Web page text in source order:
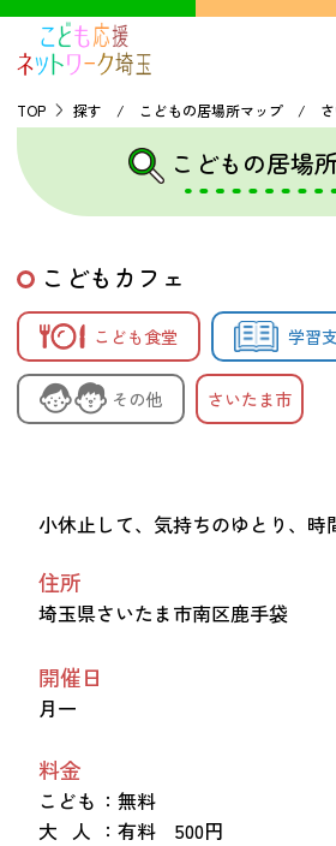
TOP
探す
こどもの居場所マップ
フードパントリーマップ
会員募集
会員紹介
マッチング掲示板
居場所づくりアドバイザー
TOP 探す / こどもの居場所マップ / さ
こどもの居場
こどもカフェ
こども食堂 学習
その他 さいたま市
小休止して、気持ちのゆとり、時
住所
埼玉県さいたま市南区鹿手袋
開催日
月一
料金
こども ：無料
大 人 ：有料 500円